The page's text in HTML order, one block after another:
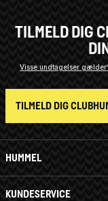
HUMMEL
KUNDESERVICE
TILMELD DIG
Visse undtagelser
TILMELD DIG